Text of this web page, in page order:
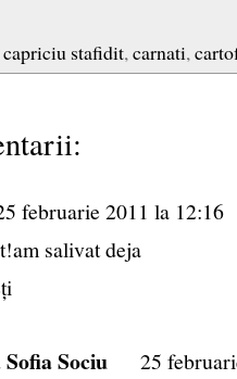
capriciu stafidit,carnati,
februarie 2011 la 12:16
salivat deja
Sociu
25